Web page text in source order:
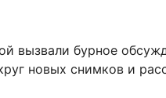
вызвали бурное
новых снимков и